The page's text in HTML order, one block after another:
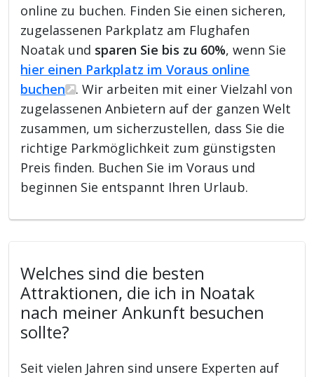
online zu buchen. Finden Sie einen sicheren,
zugelassenen Parkplatz am Flughafen
Noatak und sparen Sie bis zu 60%, wenn Sie
hier einen Parkplatz im Voraus online
buchen
. Wir arbeiten mit einer Vielzahl von
zugelassenen Anbietern auf der ganzen Welt
zusammen, um sicherzustellen, dass Sie die
richtige Parkmöglichkeit zum günstigsten
Preis finden. Buchen Sie im Voraus und
beginnen Sie entspannt Ihren Urlaub.
Welches sind die besten
Attraktionen, die ich in Noatak
nach meiner Ankunft besuchen
sollte?
Seit vielen Jahren sind unsere Experten auf